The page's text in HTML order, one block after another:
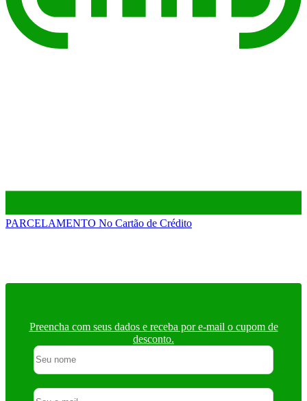
PARCELAMENTO No Cartão de Crédito
Preencha com seus dados e receba por e-mail o cupom de
desconto.